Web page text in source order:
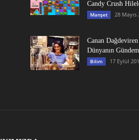
Candy Crush
Manşet 28 Mayıs
Canan
Dünyanın
Bilim 17 Eylül